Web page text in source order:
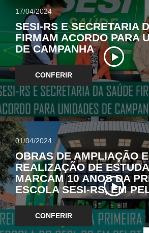
17/04/2024
SESI-RS E SECRETARIA
FIRMAM ACORDO PARA
DE CAMPANHA
CONFERIR
01/04/2024
OBRAS DE AMPLIAÇÃO E
REALIZAÇÃO DE
MARCAM 10 ANOS DA
ESCOLA SESI-RS, EM
CONFERIR